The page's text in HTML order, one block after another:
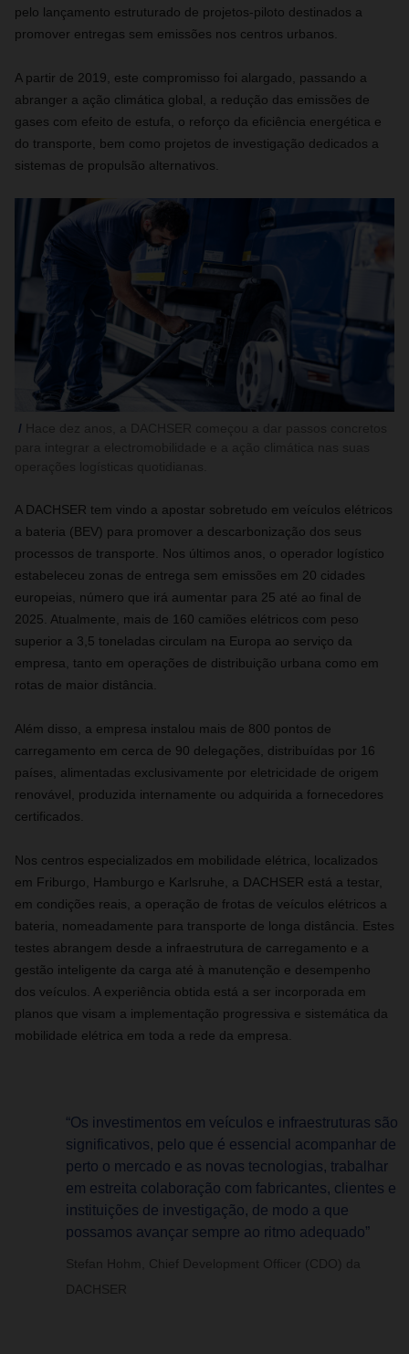
pelo lançamento estruturado de projetos-piloto destinados a
promover entregas sem emissões nos centros urbanos.
A partir de 2019, este compromisso foi alargado, passando a
abranger a ação climática global, a redução das emissões de
gases com efeito de estufa, o reforço da eficiência energética e
do transporte, bem como projetos de investigação dedicados a
sistemas de propulsão alternativos.
A DACHSER tem vindo a apostar sobretudo em veículos elétricos
a bateria (BEV) para promover a descarbonização dos seus
processos de transporte. Nos últimos anos, o operador logístico
estabeleceu zonas de entrega sem emissões em 20 cidades
europeias, número que irá aumentar para 25 até ao final de
2025. Atualmente, mais de 160 camiões elétricos com peso
superior a 3,5 toneladas circulam na Europa ao serviço da
empresa, tanto em operações de distribuição urbana como em
rotas de maior distância.
Além disso, a empresa instalou mais de 800 pontos de
carregamento em cerca de 90 delegações, distribuídas por 16
países, alimentadas exclusivamente por eletricidade de origem
renovável, produzida internamente ou adquirida a fornecedores
certificados.
Nos centros especializados em mobilidade elétrica, localizados
em Friburgo, Hamburgo e Karlsruhe, a DACHSER está a testar,
em condições reais, a operação de frotas de veículos elétricos a
bateria, nomeadamente para transporte de longa distância. Estes
testes abrangem desde a infraestrutura de carregamento e a
gestão inteligente da carga até à manutenção e desempenho
dos veículos. A experiência obtida está a ser incorporada em
planos que visam a implementação progressiva e sistemática da
mobilidade elétrica em toda a rede da empresa.
“Os investimentos em veículos e infraestruturas são
significativos, pelo que é essencial acompanhar de
perto o mercado e as novas tecnologias, trabalhar
em estreita colaboração com fabricantes, clientes e
instituições de investigação, de modo a que
possamos avançar sempre ao ritmo adequado”
Stefan Hohm, Chief Development Officer (CDO) da
DACHSER